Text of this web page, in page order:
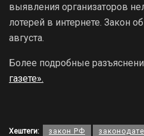
выявления организаторов
лотерей в интернете. Закон
августа.
Более подробные
газете».
Хештеги: закон РФ